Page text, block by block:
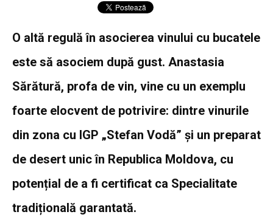
O altă regulă în asocierea vinului cu bucatele
este să asociem după gust. Anastasia
Sărătură, profa de vin, vine cu un exemplu
foarte elocvent de potrivire: dintre vinurile
din zona cu IGP „Stefan Vodă” și un preparat
de desert unic în Republica Moldova, cu
potențial de a fi certificat ca Specialitate
tradițională garantată.